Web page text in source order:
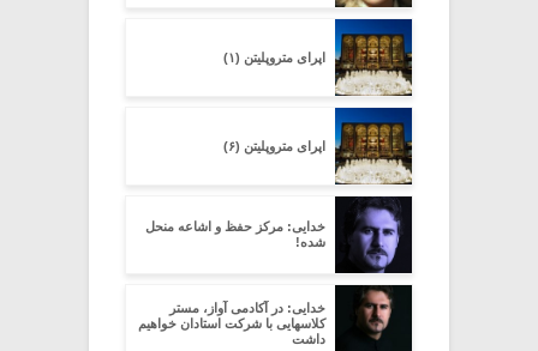
اپرای متروپلیتن (۱)
اپرای متروپلیتن (۶)
خدایی: مرکز حفظ و اشاعه منحل
شده!
خدایی: در آکادمی آواز، مستر
کلاسهایی با شرکت استادان خواهیم
داشت